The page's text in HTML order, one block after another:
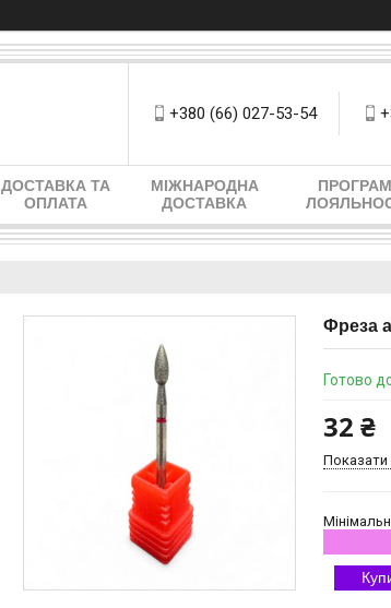
+380 (66) 027-53-54
ДОСТАВКА ТА
ОПЛАТА
МІЖНАРОДНА
ДОСТАВКА
Фреза
Готово
32 ₴
Показати